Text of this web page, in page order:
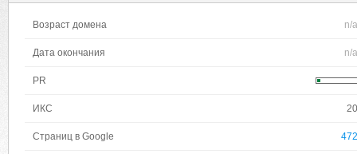
Возраст домена n/a
Дата окончания n/a
PR
ИКС 20
Страниц в Google 472